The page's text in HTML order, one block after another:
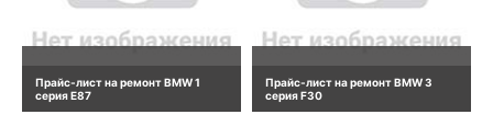
Прайс-лист на ремонт BMW 1
серия E87
Прайс-лист на ремонт BMW 3
серия F30